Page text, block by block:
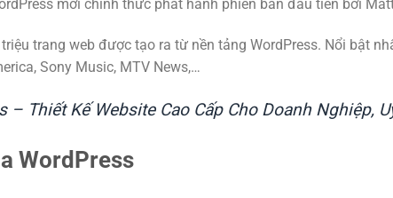
mới chính thức phát hành phiên bản đầu tiên bởi
trang web được tạo ra từ nền tảng WordPress. Nổi bật
Sony Music, MTV News,…
Thiết Kế Website Cao Cấp Cho Doanh Nghiệp,
WordPress